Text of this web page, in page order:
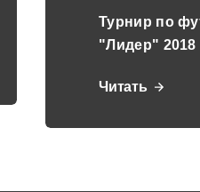
Турнир по
"Лидер" 2018
Читать